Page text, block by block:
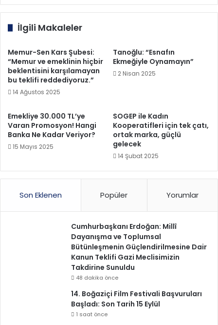
İlgili Makaleler
Memur-Sen Kars Şubesi:
“Memur ve emeklinin hiçbir
beklentisini karşılamayan
bu teklifi reddediyoruz.”
14 Ağustos 2025
Tanoğlu: “Esnafın
Ekmeğiyle Oynamayın”
2 Nisan 2025
Emekliye 30.000 TL’ye
Varan Promosyon! Hangi
Banka Ne Kadar Veriyor?
15 Mayıs 2025
SOGEP ile Kadın
Kooperatifleri için tek çatı,
ortak marka, güçlü
gelecek
14 Şubat 2025
Son Eklenen Popüler Yorumlar
Cumhurbaşkanı Erdoğan: Millî
Dayanışma ve Toplumsal
Bütünleşmenin Güçlendirilmesine Dair
Kanun Teklifi Gazi Meclisimizin
Takdirine Sunuldu
48 dakika önce
14. Boğaziçi Film Festivali Başvuruları
Başladı: Son Tarih 15 Eylül
1 saat önce